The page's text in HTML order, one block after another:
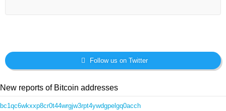
Follow us on Twitter
New reports of Bitcoin addresses
bc1qc6wkxxp8cr0t44wrgjw3rpt4ywdgpelgq0acch